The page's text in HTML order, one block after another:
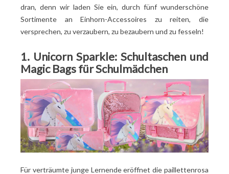
dran, denn wir laden Sie ein, durch fünf wunderschöne
Sortimente an Einhorn-Accessoires zu reiten, die
versprechen, zu verzaubern, zu bezaubern und zu fesseln!
1. Unicorn Sparkle: Schultaschen und
Magic Bags für Schulmädchen
Für verträumte junge Lernende eröffnet die paillettenrosa